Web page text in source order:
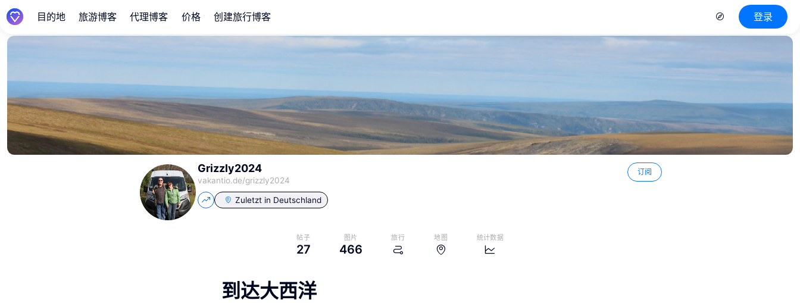
目的地 旅游博客 代理博客 价格 创建旅行博客 登录
Grizzly2024
vakantio.de/grizzly2024
订阅
Zuletzt in Deutschland
帖子
27
图片
466
旅行 地图 统计数据
到达大西洋